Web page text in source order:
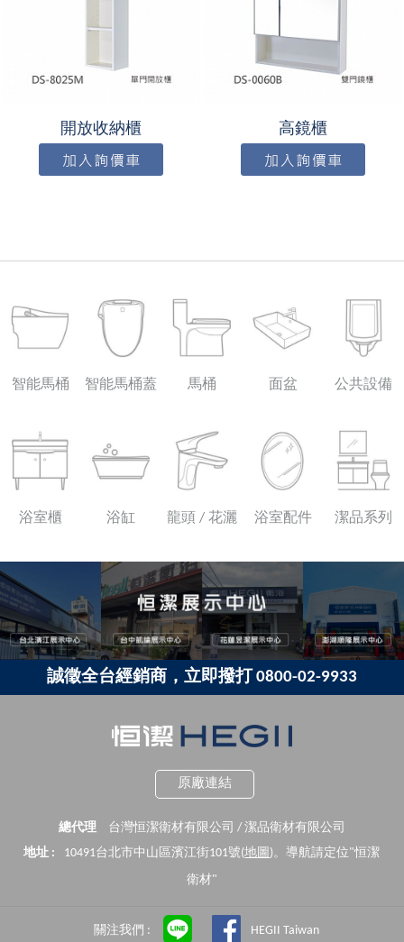
開放收納櫃 高鏡櫃
智能馬桶 智能馬桶蓋 馬桶 面盆 公共設備
浴室櫃 浴缸 龍頭 / 花灑 浴室配件 潔品系列
誠徵全台經銷商，立即撥打 0800-02-9933
原廠連結
總代理
台灣恒潔衛材有限公司 / 潔品衛材有限公司
地址 :
10491台北市中山區濱江街101號(地圖 )。導航請定位"恒潔
衛材"
關注我們 : HEGII Taiwan